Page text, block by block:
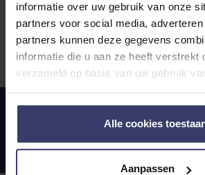
informatie over uw gebruik van onze
partners voor social media,
partners kunnen deze gegevens
informatie die u aan ze heeft verstrekt
verzameld op basis van uw gebruik
Alle cookies
Aanpassen
1product
14 dagen bedenktijd
Persoonlijk advies van onze